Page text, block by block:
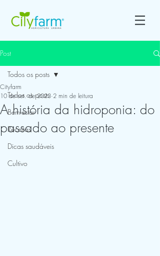
Post
Todos os posts
Bem-estar
Receitas
Dicas saudáveis
Cultivo
Todos os posts
A história da hidroponia: do
passado ao presente
Cityfarm
10 de set. de 2023 2 min de leitura